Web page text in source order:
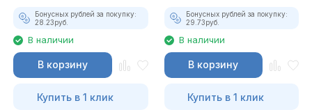
Бонусных рублей за покупку:
28.23руб.
В наличии
В корзину
Купить в 1 клик
Бонусных рублей за покупку:
29.73руб.
В наличии
В корзину
Купить в 1 клик